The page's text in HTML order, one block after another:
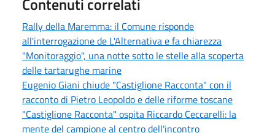
Rally della Maremma: il Comune risponde
all'interrogazione de L'Alternativa e fa chiarezza
"Monitoraggio", una notte sotto le stelle alla scoperta
delle tartarughe marine
Eugenio Giani chiude "Castiglione Racconta" con il
racconto di Pietro Leopoldo e delle riforme toscane
"Castiglione Racconta" ospita Riccardo Ceccarelli: la
mente del campione al centro dell'incontro